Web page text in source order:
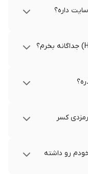
داره؟
کسر
رو داشته